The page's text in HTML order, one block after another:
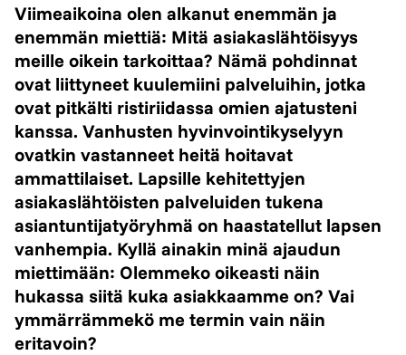
Viimeaikoina olen alkanut enemmän ja
enemmän miettiä: Mitä asiakaslähtöisyys
meille oikein tarkoittaa? Nämä pohdinnat
ovat liittyneet kuulemiini palveluihin, jotka
ovat pitkälti ristiriidassa omien ajatusteni
kanssa. Vanhusten hyvinvointikyselyyn
ovatkin vastanneet heitä hoitavat
ammattilaiset. Lapsille kehitettyjen
asiakaslähtöisten palveluiden tukena
asiantuntijatyöryhmä on haastatellut lapsen
vanhempia. Kyllä ainakin minä ajaudun
miettimään: Olemmeko oikeasti näin
hukassa siitä kuka asiakkaamme on? Vai
ymmärrämmekö me termin vain näin
eritavoin?